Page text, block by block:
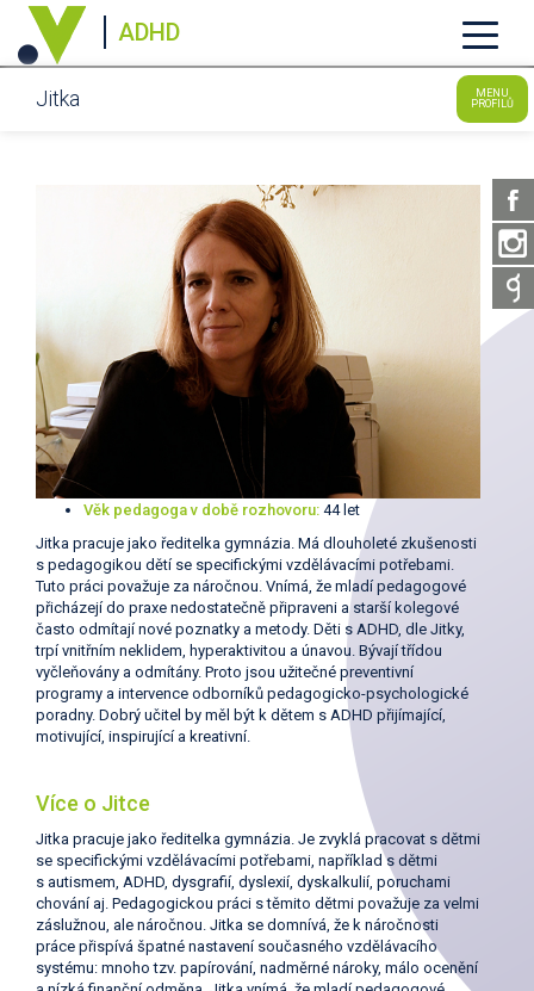
ADHD
Jitka
MENU
PROFILŮ
Věk pedagoga v době rozhovoru: 44 let
Jitka pracuje jako ředitelka gymnázia. Má dlouholeté zkušenosti
s pedagogikou dětí se specifickými vzdělávacími potřebami.
Tuto práci považuje za náročnou. Vnímá, že mladí pedagogové
přicházejí do praxe nedostatečně připraveni a starší kolegové
často odmítají nové poznatky a metody. Děti s ADHD, dle Jitky,
trpí vnitřním neklidem, hyperaktivitou a únavou. Bývají třídou
vyčleňovány a odmítány. Proto jsou užitečné preventivní
programy a intervence odborníků pedagogicko-psychologické
poradny. Dobrý učitel by měl být k dětem s ADHD přijímající,
motivující, inspirující a kreativní.
Více o Jitce
Jitka pracuje jako ředitelka gymnázia. Je zvyklá pracovat s dětmi
se specifickými vzdělávacími potřebami, například s dětmi
s autismem, ADHD, dysgrafií, dyslexií, dyskalkulií, poruchami
chování aj. Pedagogickou práci s těmito dětmi považuje za velmi
záslužnou, ale náročnou. Jitka se domnívá, že k náročnosti
práce přispívá špatné nastavení současného vzdělávacího
systému: mnoho tzv. papírování, nadměrné nároky, málo ocenění